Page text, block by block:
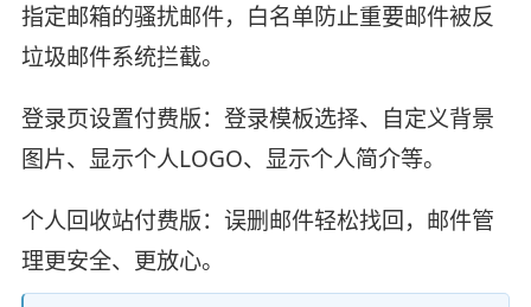
指定邮箱的骚扰邮件，白名单防止重要邮件被反
垃圾邮件系统拦截。
登录页设置付费版：登录模板选择、自定义背景
图片、显示个人LOGO、显示个人简介等。
个人回收站付费版：误删邮件轻松找回，邮件管
理更安全、更放心。